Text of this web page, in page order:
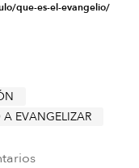
que-es-el-evangelio/
EVANGELIZAR